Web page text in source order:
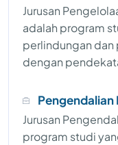
Jurusan
adalah program
perlindungan
dengan
Pengendalian
Jurusan
program studi